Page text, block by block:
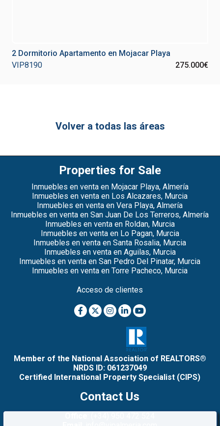
2 Dormitorio Apartamento en Mojacar Playa
VIP8190
275.000€
Volver a todas las áreas
Properties for Sale
Inmuebles en venta en Mojacar Playa, Almería
Inmuebles en venta en Los Alcazares, Murcia
Inmuebles en venta en Vera Playa, Almería
Inmuebles en venta en San Juan De Los Terreros, Almería
Inmuebles en venta en Roldan, Murcia
Inmuebles en venta en Lo Pagan, Murcia
Inmuebles en venta en Santa Rosalia, Murcia
Inmuebles en venta en Aguilas, Murcia
Inmuebles en venta en San Pedro Del Pinatar, Murcia
Inmuebles en venta en Torre Pacheco, Murcia
Acceso de clientes
Member of the National Association of REALTORS®
NRDS ID: 061237049
Certified International Property Specialist (CIPS)
Contact Us